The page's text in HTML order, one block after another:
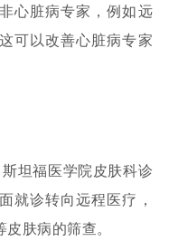
心脏病专家，例如远
可以改善心脏病专家
坦福医学院皮肤科诊
就诊转向远程医疗，
肤病的筛查。